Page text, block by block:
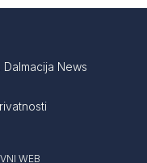
News
WEB